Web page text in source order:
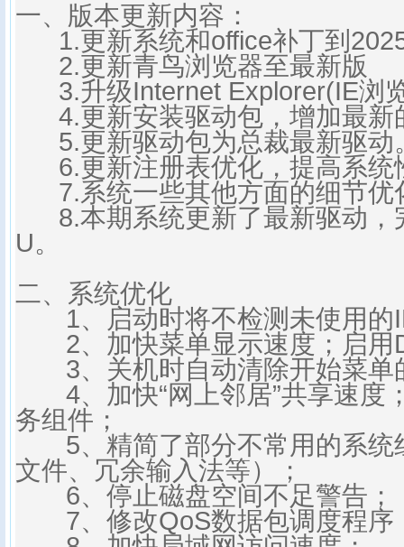
一、版本更新内容：
1.更新系统和office补丁到
2.更新青鸟浏览器至最新版
3.升级Internet Explorer(IE浏
4.更新安装驱动包，增加最新
5.更新驱动包为总裁最新驱动
6.更新注册表优化，提高系统
7.系统一些其他方面的细节优
8.本期系统更新了最新驱动，
U。
二、系统优化
1、启动时将不检测未使用的
2、加快菜单显示速度；启用
3、关机时自动清除开始菜单
4、加快“网上邻居”共享速度
务组件；
5、精简了部分不常用的系统
文件、冗余输入法等）；
6、停止磁盘空间不足警告；
7、修改QoS数据包调度程序